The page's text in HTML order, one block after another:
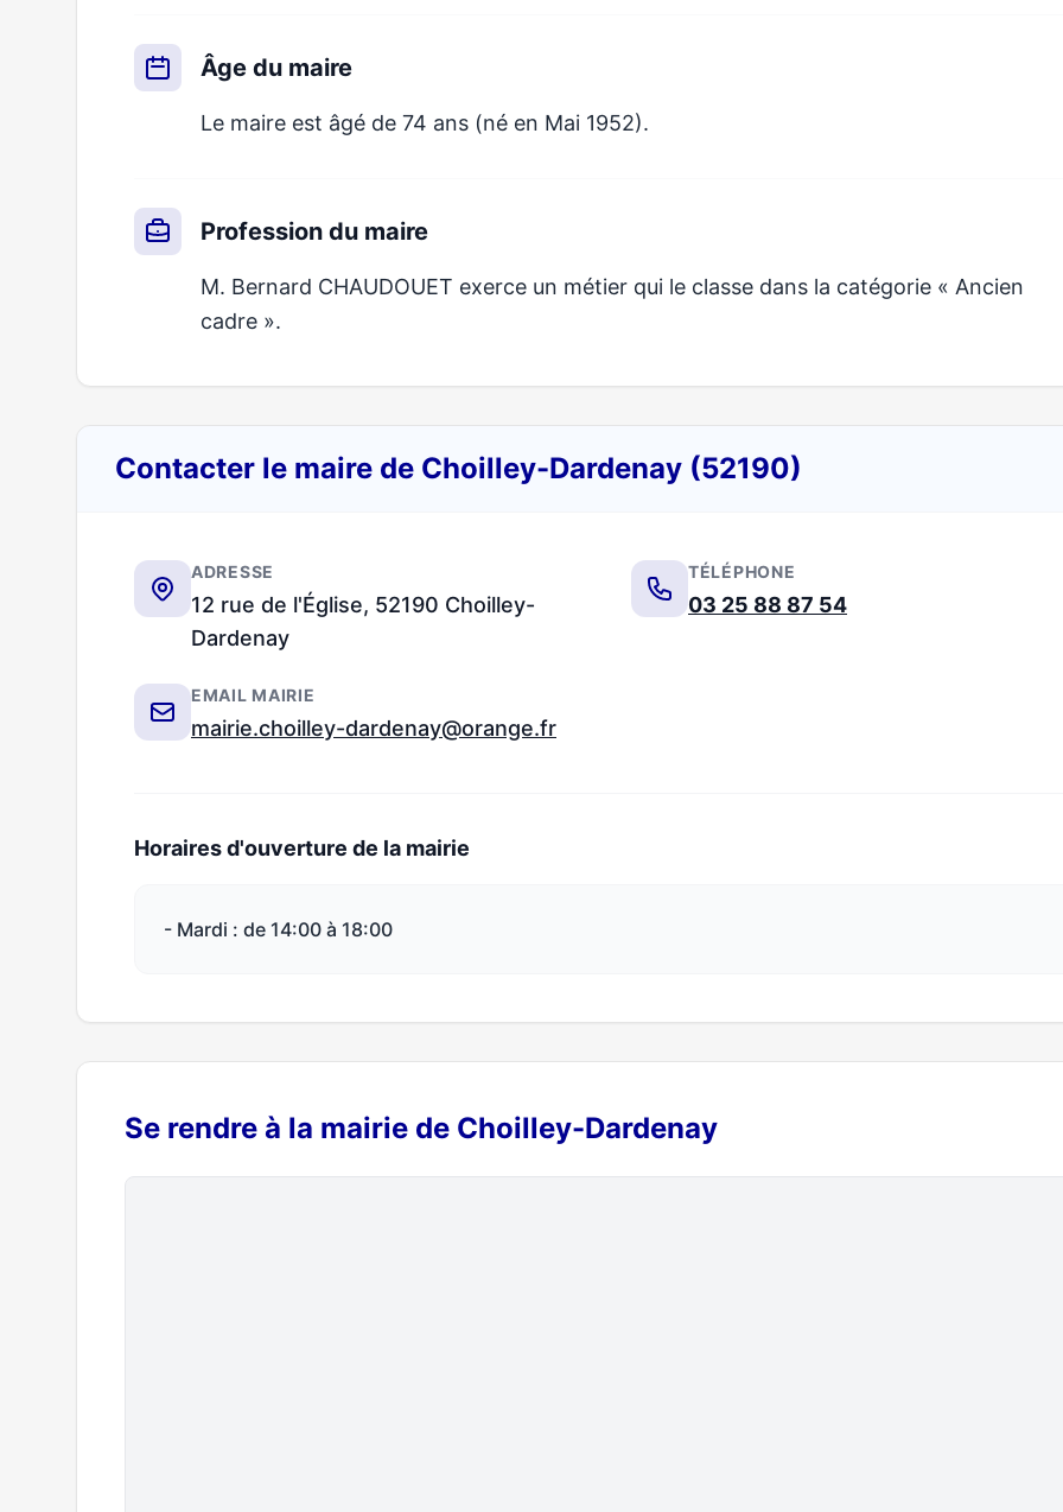
Âge du maire
Le maire est âgé de 74 ans (né en Mai 1952).
Profession du maire
M. Bernard CHAUDOUET exerce un métier qui le classe dans la catégorie « Ancien
cadre ».
Contacter le maire de Choilley-Dardenay (52190)
ADRESSE
12 rue de l'Église, 52190 Choilley-
Dardenay
TÉLÉPHONE
03 25 88 87 54
EMAIL MAIRIE
mairie.choilley-dardenay@orange.fr
Horaires d'ouverture de la mairie
- Mardi : de 14:00 à 18:00
Se rendre à la mairie de Choilley-Dardenay